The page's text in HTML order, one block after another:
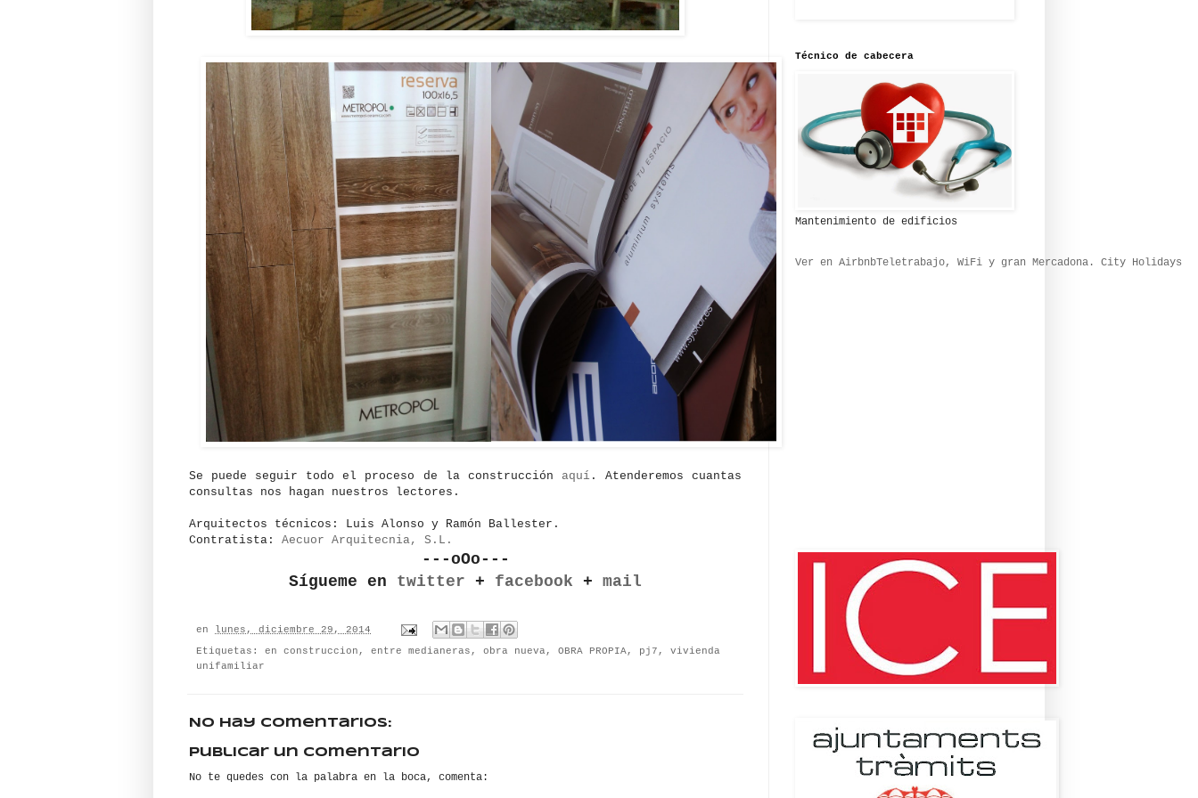
Se puede seguir todo el proceso de la construcción aquí . Atenderemos cuantas
consultas nos hagan nuestros lectores.
Arquitectos técnicos: Luis Alonso y Ramón Ballester.
Contratista: Aecuor Arquitecnia, S.L.
---oOo---
Sígueme en twitter + facebook + mail
en lunes, diciembre 29, 2014
Etiquetas: en construccion , entre medianeras , obra nueva , OBRA PROPIA, pj7 , vivienda
unifamiliar
No hay comentarios:
Publicar un comentario
No te quedes con la palabra en la boca, comenta:
Técnico de cabecera
Mantenimiento de edificios
Ver en AirbnbTeletrabajo, WiFi y gran Mercadona. City Holidays